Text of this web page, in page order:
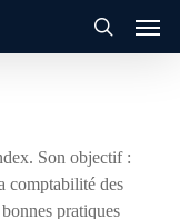
search
Menu
Son objectif :
comptabilité des
pratiques